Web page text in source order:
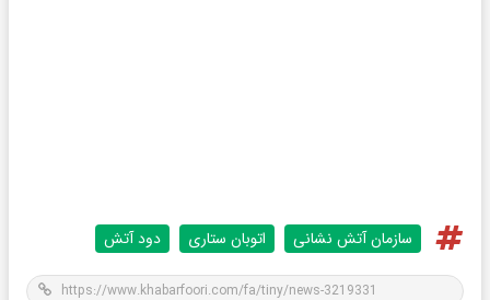
سازمان آتش نشانی اتوبان ستاری دود آتش